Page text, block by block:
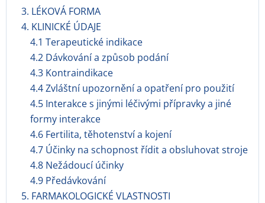
3. LÉKOVÁ FORMA
4. KLINICKÉ ÚDAJE
4.1 Terapeutické indikace
4.2 Dávkování a způsob podání
4.3 Kontraindikace
4.4 Zvláštní upozornění a opatření pro použití
4.5 Interakce s jinými léčivými přípravky a jiné
formy interakce
4.6 Fertilita, těhotenství a kojení
4.7 Účinky na schopnost řídit a obsluhovat stroje
4.8 Nežádoucí účinky
4.9 Předávkování
5. FARMAKOLOGICKÉ VLASTNOSTI